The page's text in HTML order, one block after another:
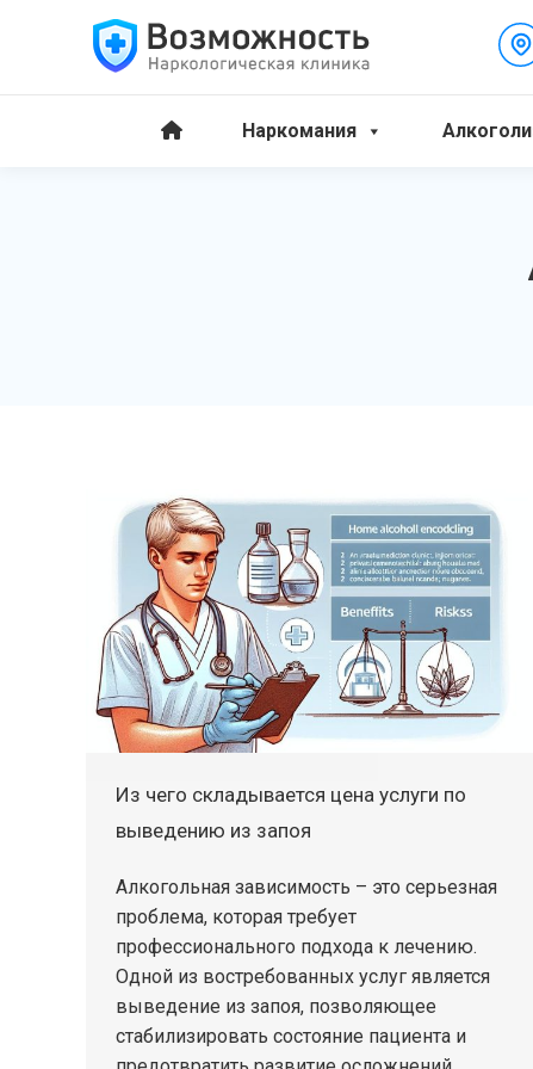
Наркомания
Из чего складывается цена услуги по
выведению из запоя
Алкогольная зависимость – это серьезная
проблема, которая требует
профессионального подхода к лечению.
Одной из востребованных услуг является
выведение из запоя, позволяющее
стабилизировать состояние пациента и